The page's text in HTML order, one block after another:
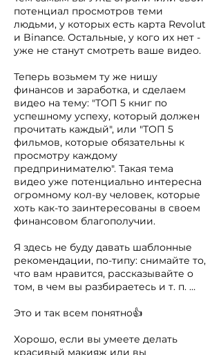
потенциал просмотров теми
людьми, у которых есть карта Revolut
и Binance. Остальные, у кого их нет -
уже не станут смотреть ваше видео.
Теперь возьмем ту же нишу
финансов и заработка, и сделаем
видео на тему: "ТОП 5 книг по
успешному успеху, который должен
прочитать каждый", или "ТОП 5
фильмов, которые обязательны к
просмотру каждому
предпринимателю". Такая тема
видео уже потенциально интересна
огромному кол-ву человек, которые
хоть как-то заинтересованы в своем
финансовом благополучии.
Я здесь не буду давать шаблонные
рекомендации, по-типу: снимайте то,
что вам нравится, рассказывайте о
том, в чем вы разбираетесь и т. п. …
Это и так всем понятно👍
Хорошо, если вы умеете делать
красивый макияж или вы